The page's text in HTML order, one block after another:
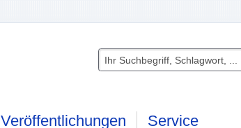
Veröffentlichungen Service